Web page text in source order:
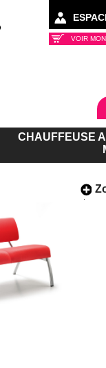
VOIR
CHAUFFEUSE